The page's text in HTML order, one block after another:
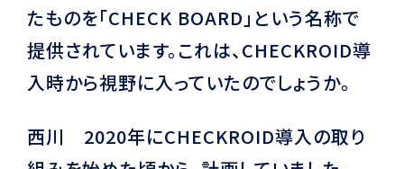
たものを「CHECK BOARD」という名称で
提供されています。これは、CHECKROID導
入時から視野に入っていたのでしょうか。
西川 2020年にCHECKROID導入の取り